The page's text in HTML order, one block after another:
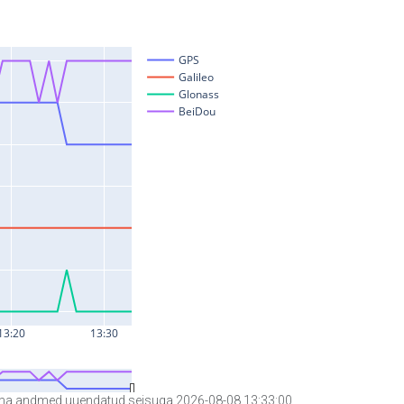
andmed uuendatud seisuga 2026-08-08 13:33:00